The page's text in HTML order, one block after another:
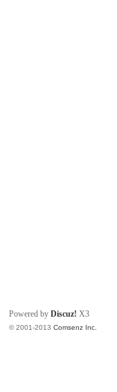
Powered byDiscuz! X3
© 2001-2013Comsenz Inc.